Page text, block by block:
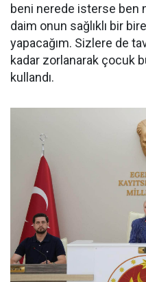
beni nerede isterse ben
daim onun sağlıklı bir
yapacağım. Sizlere de
kadar zorlanarak çocuk
kullandı.